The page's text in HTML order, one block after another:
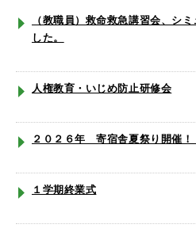
（教職員）救命救急講習会、シ
した。
人権教育・いじめ防止研修会
２０２６年 寄宿舎夏祭り開催！
１学期終業式